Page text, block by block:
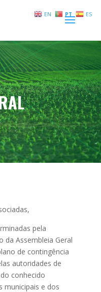
pela
da Assembleia Geral
de contingência
autoridades de
conhecido
municipais e dos
EN PT ES